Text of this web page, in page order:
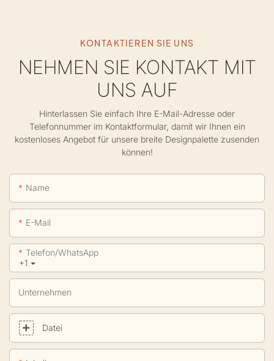
KONTAKTIEREN SIE UNS
NEHMEN SIE KONTAKT MIT
UNS AUF
Hinterlassen Sie einfach Ihre E-Mail-Adresse oder
Telefonnummer im Kontaktformular, damit wir Ihnen ein
kostenloses Angebot für unsere breite Designpalette zusenden
können!
Name
E-Mail
+1
Telefon/WhatsApp
Unternehmen
Datei